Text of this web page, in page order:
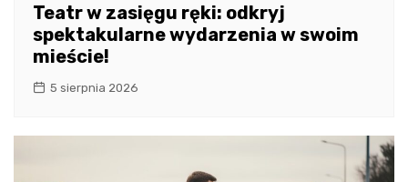
Teatr w zasięgu ręki: odkryj
spektakularne wydarzenia w swoim
mieście!
5 sierpnia 2026